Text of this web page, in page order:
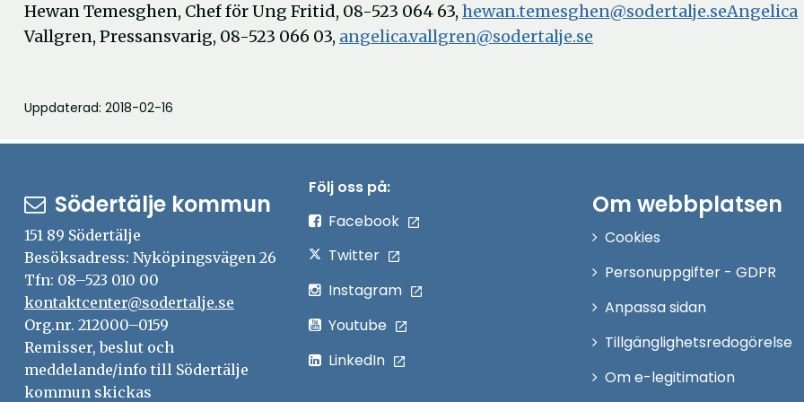
Hewan Temesghen, Chef för Ung Fritid, 08-523 064 63, hewan.temesghen@sodertalje.seAngelica
Vallgren, Pressansvarig, 08-523 066 03, angelica.vallgren@sodertalje.se
Uppdaterad: 2018-02-16
Södertälje kommun
151 89 Södertälje
Besöksadress: Nyköpingsvägen 26
Tfn: 08–523 010 00
kontaktcenter@sodertalje.se
Org.nr. 212000–0159
Remisser, beslut och
meddelande/info till Södertälje
kommun skickas
Följ oss på:
Facebook
Twitter
Instagram
Youtube
LinkedIn
Om webbplatsen
Cookies
Personuppgifter - GDPR
Anpassa sidan
Tillgänglighetsredogörelse
Om e-legitimation